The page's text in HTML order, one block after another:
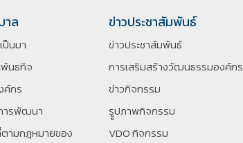
าล
ป็นมา
นธกิจ
ค์กร
ารพัฒนา
ามกฎหมายของ
ข่าวประชาสัมพันธ์
ข่าวประชาสัมพันธ์
การเสริมสร้างวัฒนธรรมองค์กร
ข่าวกิจกรรม
รููปภาพกิจกรรม
VDO กิจกรรม